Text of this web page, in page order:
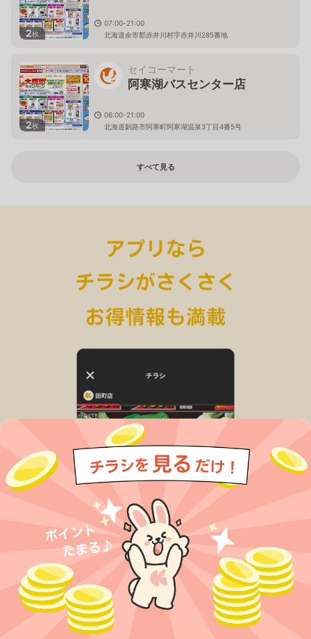
2枚
07:00-21:00
北海道余市郡赤井川村字赤井川285番地
2枚
セイコーマート
阿寒湖バスセンター店
06:00-21:00
北海道釧路市阿寒町阿寒湖温泉3丁目4番5号
すべて見る